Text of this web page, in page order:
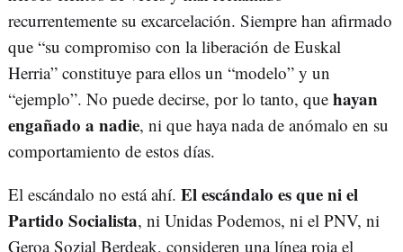
recurrentemente su excarcelación. Siempre han afirmado
que “su compromiso con la liberación de Euskal
Herria” constituye para ellos un “modelo” y un
“ejemplo”. No puede decirse, por lo tanto, que hayan
engañado a nadie, ni que haya nada de anómalo en su
comportamiento de estos días.
El escándalo no está ahí. El escándalo es que ni el
Partido Socialista, ni Unidas Podemos, ni el PNV, ni
Geroa Sozial Berdeak, consideren una línea roja el